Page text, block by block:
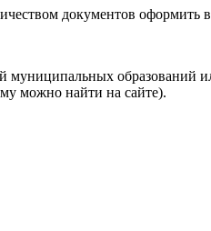
документов оформить
муниципальных образований
можно найти на сайте).